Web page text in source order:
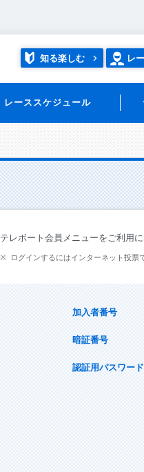
知る楽しむ レ
レーススケジュール
テレボート会員メニューをご利用
ログインするにはインターネット投票
加入者番号
暗証番号
認証用パスワード